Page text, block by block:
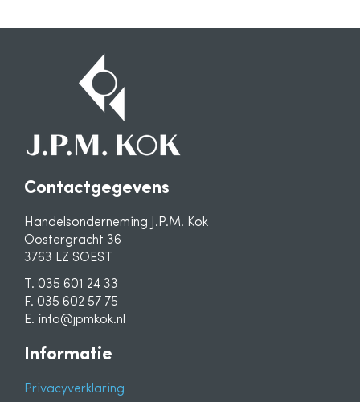
Contactgegevens
Handelsonderneming J.P.M. Kok
Oostergracht 36
3763 LZ SOEST
T. 035 601 24 33
F. 035 602 57 75
E. info@jpmkok.nl
Informatie
Privacyverklaring